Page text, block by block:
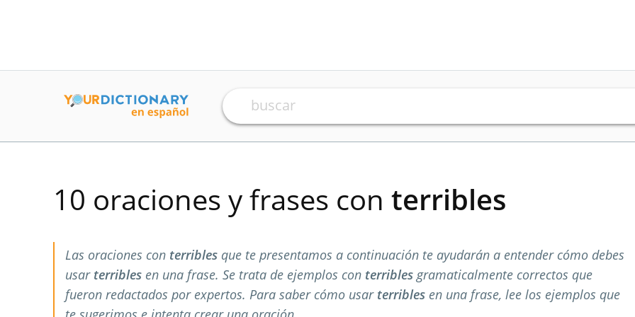
10 oraciones y frases con terribles
Las oraciones con terribles que te presentamos a continuación te ayudarán a entender cómo debes
usar terribles en una frase. Se trata de ejemplos con terriblesgramaticalmente correctos que
fueron redactados por expertos. Para saber cómo usar terribles en una frase, lee los ejemplos que